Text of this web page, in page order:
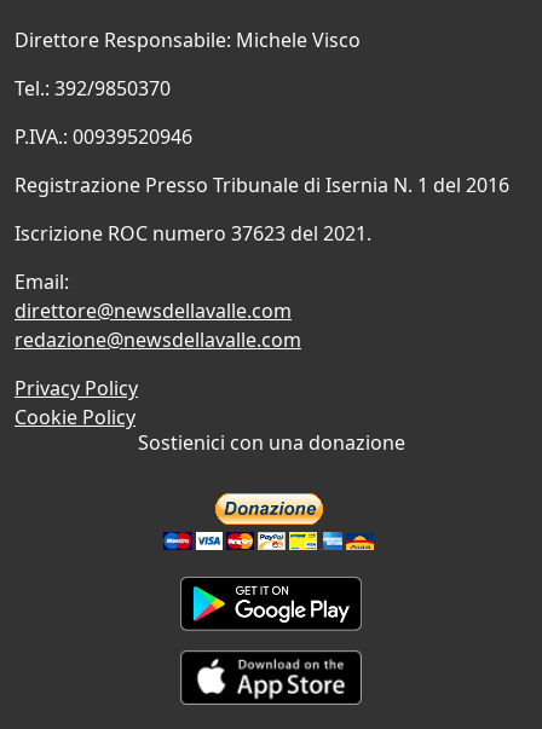
Direttore Responsabile: Michele Visco
Tel.: 392/9850370
P.IVA.: 00939520946
Registrazione Presso Tribunale di Isernia N. 1 del 2016
Iscrizione ROC numero 37623 del 2021.
Email:
direttore@newsdellavalle.com
redazione@newsdellavalle.com
Privacy Policy
Cookie Policy
Sostienici con una donazione